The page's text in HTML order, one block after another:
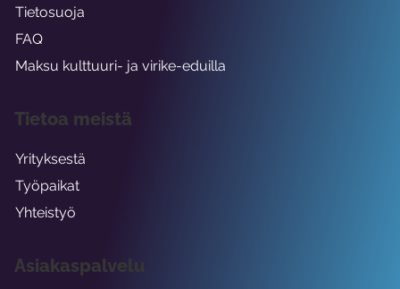
Asiakaspalvelu
Tietosuoja
FAQ
Maksu kulttuuri- ja virike-eduilla
Tietoa meistä
Yrityksestä
Työpaikat
Yhteistyö